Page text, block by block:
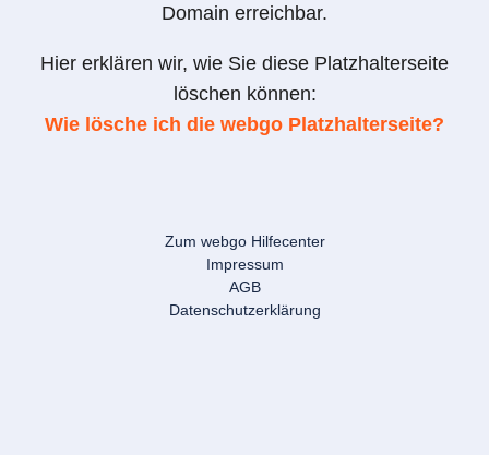
Domain erreichbar.
Hier erklären wir, wie Sie diese Platzhalterseite
löschen können:
Wie lösche ich die webgo Platzhalterseite?
Zum webgo Hilfecenter
Impressum
AGB
Datenschutzerklärung